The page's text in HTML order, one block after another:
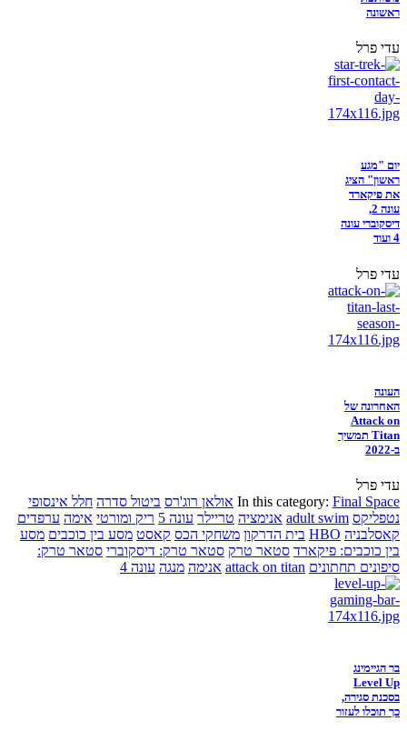
ראשונה
עדי פרל
יום "מגע
ראשון" הציג
את פיקארד
עונה 2,
דיסקוברי עונה
4 ועוד
עדי פרל
העונה
האחרונה של
Attack on
Titan תמשיך
ב-2022
עדי פרל
In this category: Final Space אולאן רוג'רס ביטול סדרה חלל אינסופי
נטפליקס adult swim אנימציה טריילר עונה 5 ריק ומורטי אימה ערפדים
קאסלבניה HBO בית הדרקון משחקי הכס קאסט מסע בין כוכבים מסע
בין כוכבים: פיקארד סטאר טרק סטאר טרק: דיסקוברי סטאר טרק:
סיפונים תחתונים attack on titan אנימה מנגה עונה 4
בר הגיימינג
Level Up
בסכנת סגירה,
כך תוכלו לעזור